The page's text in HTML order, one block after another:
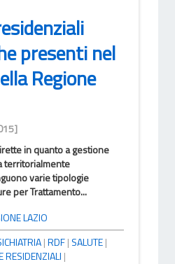
presenti nel
Regione
in quanto a gestione
territorialmente
varie tipologie
per Trattamento...
LAZIO
|RDF| SALUTE|
RESIDENZIALI |